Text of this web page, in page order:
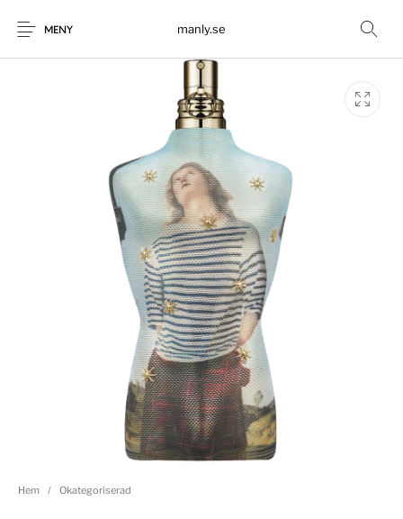
MENY manly.se
Hem / Okategoriserad